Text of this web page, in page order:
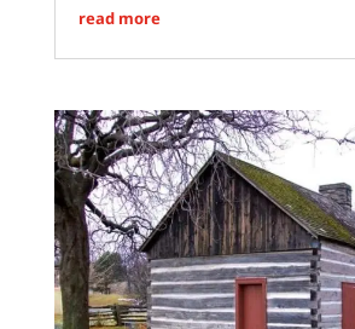
read more